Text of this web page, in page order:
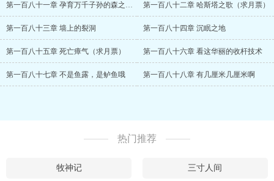
第一百八十一章 孕育万千子孙的森之黑山羊 第一百八十二章 哈斯塔之歌（求月票）
第一百八十三章 墙上的裂洞 第一百八十四章 沉眠之地
第一百八十五章 死亡瘴气（求月票） 第一百八十六章 看这华丽的收杆技术
第一百八十七章 不是鱼露，是鲈鱼哦 第一百八十八章 有几厘米几厘米啊
热门推荐
牧神记 三寸人间